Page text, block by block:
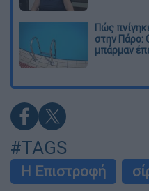
Πώς
στην Πάρο:
μπάρμαν
#TAGS
Η Επιστροφή